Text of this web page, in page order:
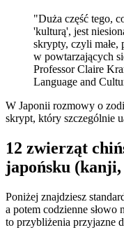
"Duża część tego,
'kulturą', jest
skrypty, czyli
w powtarzających
Professor Claire
Language and
W Japonii rozmowy o
skrypt, który szczególnie
12 zwierząt
japońsku
Poniżej znajdziesz
a potem codzienne słowo
to przybliżenia przyjazne